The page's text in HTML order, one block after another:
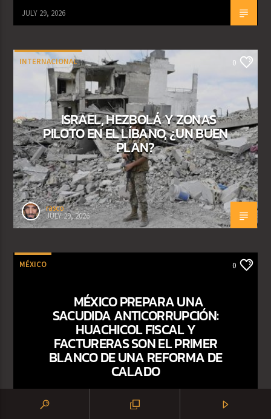
JULY 29, 2026
INTERNACIONAL 0
ISRAEL, HEZBOLÁ Y ZONAS
PILOTO EN EL LÍBANO, ¿UN BUEN
PLAN?
rasco
JULY 29, 2026
MÉXICO 0
MÉXICO PREPARA UNA
SACUDIDA ANTICORRUPCIÓN:
HUACHICOL FISCAL Y
FACTURERAS SON EL PRIMER
BLANCO DE UNA REFORMA DE
CALADO
Maria Henao